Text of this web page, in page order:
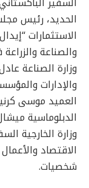
الحديد، رئيس
الاستثمارات
والصناعة
وزارة الصناعة
والإدارات
العميد موسى
الدبلوماسية
وزارة الخارجية
الاقتصاد
شخصيات.